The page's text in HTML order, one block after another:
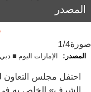
المصدر
صورة1/4
المصدر: الإمارات اليوم ■ دبي
احتفل مجلس التعاون